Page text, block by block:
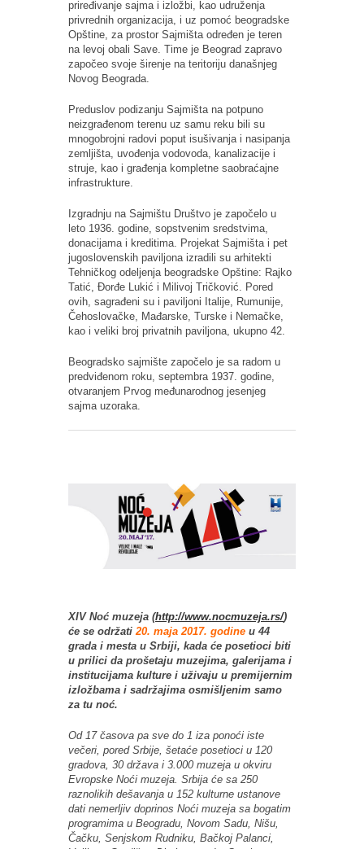
priređivanje sajma i izložbi, kao udruženja
privrednih organizacija, i uz pomoć beogradske
Opštine, za prostor Sajmišta određen je teren
na levoj obali Save. Time je Beograd zapravo
započeo svoje širenje na teritoriju današnjeg
Novog Beograda.
Preduslov podizanju Sajmišta na potpuno
neizgrađenom terenu uz samu reku bili su
mnogobrojni radovi poput isušivanja i nasipanja
zemljišta, uvođenja vodovoda, kanalizacije i
struje, kao i građenja kompletne saobraćajne
infrastrukture.
Izgradnju na Sajmištu Društvo je započelo u
leto 1936. godine, sopstvenim sredstvima,
donacijama i kreditima. Projekat Sajmišta i pet
jugoslovenskih paviljona izradili su arhitekti
Tehničkog odeljenja beogradske Opštine: Rajko
Tatić, Đorđe Lukić i Milivoj Tričković. Pored
ovih, sagrađeni su i paviljoni Italije, Rumunije,
Čehoslovačke, Mađarske, Turske i Nemačke,
kao i veliki broj privatnih paviljona, ukupno 42.
Beogradsko sajmište započelo je sa radom u
predviđenom roku, septembra 1937. godine,
otvaranjem Prvog međunarodnog jesenjeg
sajma uzoraka.
XIV Noć muzeja (http://www.nocmuzeja.rs/)
će se održati 20. maja 2017. godine u 44
grada i mesta u Srbiji, kada će posetioci biti
u prilici da prošetaju muzejima, galerijama i
institucijama kulture i uživaju u premijernim
izložbama i sadržajima osmišljenim samo
za tu noć.
Od 17 časova pa sve do 1 iza ponoći iste
večeri, pored Srbije, šetaće posetioci u 120
gradova, 30 država i 3.000 muzeja u okviru
Evropske Noći muzeja. Srbija će sa 250
raznolikih dešavanja u 152 kulturne ustanove
dati nemerljiv doprinos Noći muzeja sa bogatim
programima u Beogradu, Novom Sadu, Nišu,
Čačku, Senjskom Rudniku, Bačkoj Palanci,